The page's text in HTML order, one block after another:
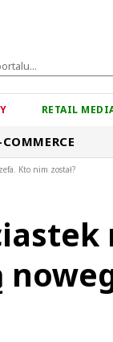
RETAIL
Kto nim został?